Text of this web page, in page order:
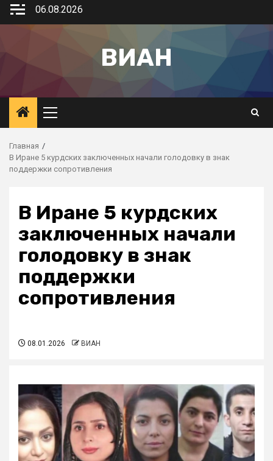
06.08.2026
ВИАН
Главная
В Иране 5 курдских заключенных начали голодовку в знак
поддержки сопротивления
В Иране 5 курдских
заключенных начали
голодовку в знак
поддержки
сопротивления
08.01.2026 ВИАН